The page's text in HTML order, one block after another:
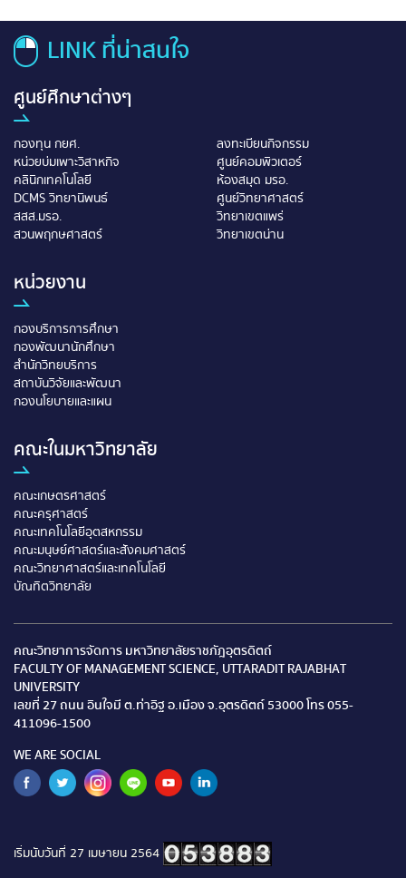
LINK ที่น่าสนใจ
ศูนย์ศึกษาต่างๆ
กองทุน กยศ.
หน่วยบ่มเพาะวิสาหกิจ
คลินิกเทคโนโลยี
DCMS วิทยานิพนธ์
สสส.มรอ.
สวนพฤกษศาสตร์
ลงทะเบียนกิจกรรม
ศูนย์คอมพิวเตอร์
ห้องสมุด มรอ.
ศูนย์วิทยาศาสตร์
วิทยาเขตแพร่
วิทยาเขตน่าน
หน่วยงาน
กองบริการการศึกษา
กองพัฒนานักศึกษา
สำนักวิทยบริการ
สถาบันวิจัยและพัฒนา
กองนโยบายและแผน
คณะในมหาวิทยาลัย
คณะเกษตรศาสตร์
คณะครุศาสตร์
คณะเทคโนโลยีอุตสหกรรม
คณะมนุษย์ศาสตร์และสังคมศาสตร์
คณะวิทยาศาสตร์และเทคโนโลยี
บัณทิตวิทยาลัย
คณะวิทยาการจัดการ มหาวิทยาลัยราชภัฎอุตรดิตถ์
FACULTY OF MANAGEMENT SCIENCE, UTTARADIT RAJABHAT
UNIVERSITY
เลขที่ 27 ถนน อินใจมี ต.ท่าอิฐ อ.เมือง จ.อุตรดิตถ์ 53000 โทร 055-
411096-1500
WE ARE SOCIAL
เริ่มนับวันที่ 27 เมษายน 2564